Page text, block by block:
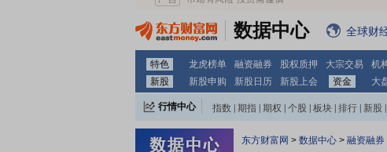
数据中心 全球财
特色 龙虎榜单 融资融券 股权质押 大宗交易 机
新股
新股申购 新股日历 新股上会 资金 大
行情中心 指数 期指 期权 个股 板块 排行 新股
东方财富网 > 数据中心 > 融资融券